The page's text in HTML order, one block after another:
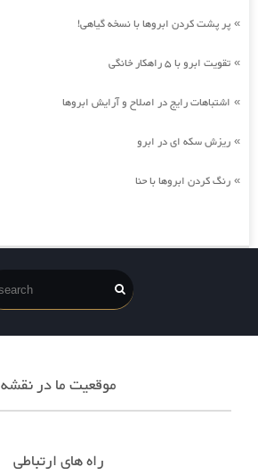
» پر پشت کردن ابروها با نسخه گیاهی!
» تقویت ابرو با 5 راهکار خانگی
» اشتباهات رایج در اصلاح و آرایش ابروها
» ریزش سکه ای در ابرو
» رنگ کردن ابروها با حنا
موقعیت ما در نقشه
راه های ارتباطی